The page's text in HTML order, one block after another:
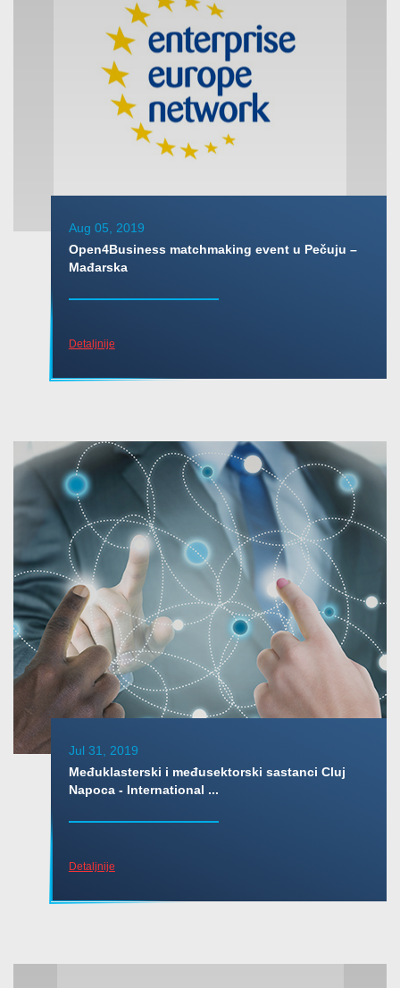
Aug 05, 2019
Open4Business matchmaking event u Pečuju –
Mađarska
Detaljnije
Jul 31, 2019
Međuklasterski i međusektorski sastanci Cluj
Napoca - International ...
Detaljnije